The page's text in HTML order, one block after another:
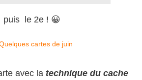
puis le 2e ! 😀
avec la technique du cache